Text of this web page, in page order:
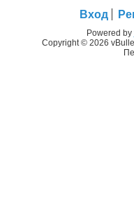
Вход
Powered by
Copyright © 2026